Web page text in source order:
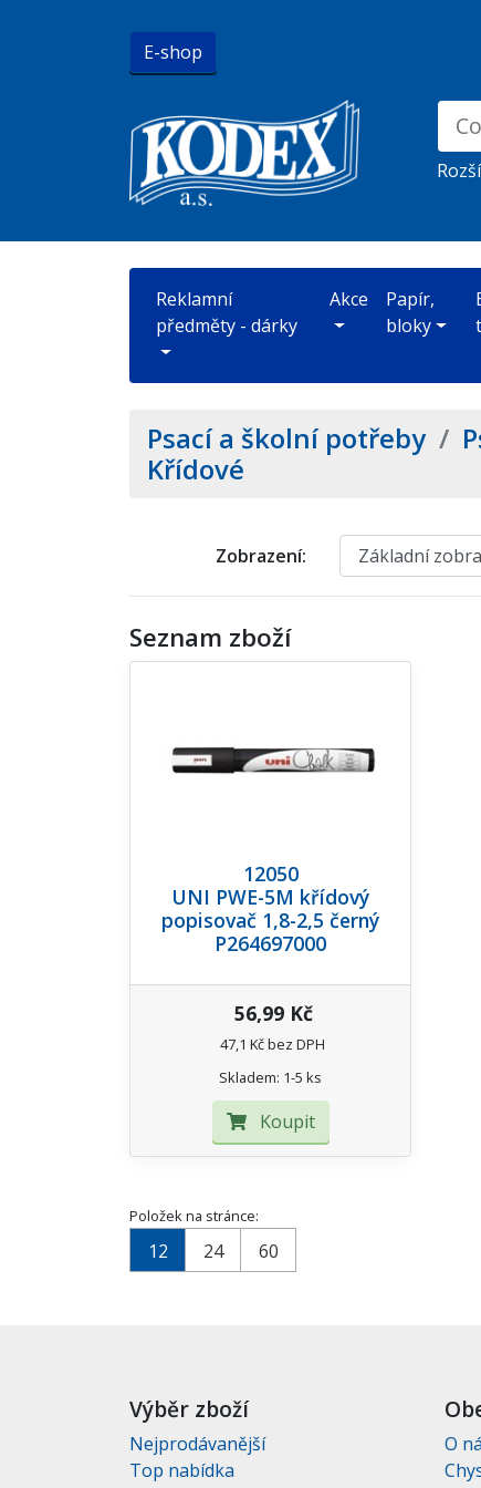
E-shop
Reklamní
předměty - dárky
Akce
Papír,
bloky
Psací a školní potřeby/
Křídové
Zobrazení:
Seznam zboží
12050
UNI PWE-5M křídový
popisovač 1,8-2,5 černý
P264697000
56,99 Kč
47,1 Kč bez DPH
Skladem: 1-5 ks
Koupit
Položek na stránce:
12 24 60
Výběr zboží
Nejprodávanější
Top nabídka
O